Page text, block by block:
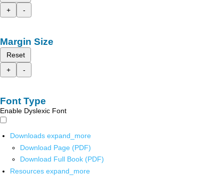
+
-
Margin Size
Reset
+
-
Font Type
Enable Dyslexic Font
Downloads expand_more
Download Page (PDF)
Download Full Book (PDF)
Resources expand_more